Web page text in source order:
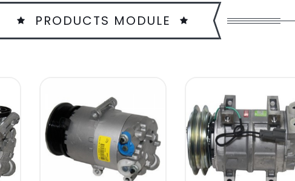
PRODUCTS MODULE